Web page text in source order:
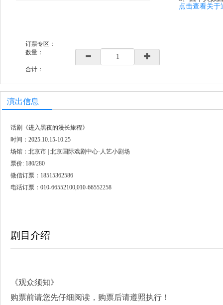
点击查看关于
订票专区：
数量：
合计：
演出信息
话剧《进入黑夜的漫长旅程》
时间：2025.10.15-10.25
场馆：北京市 | 北京国际戏剧中心·人艺小剧场
票价: 180/280
微信订票：18515362586
电话订票：010-66552100,010-66552258
剧目介绍
《观众须知》
购票前请您先仔细阅读，购票后请遵照执行！